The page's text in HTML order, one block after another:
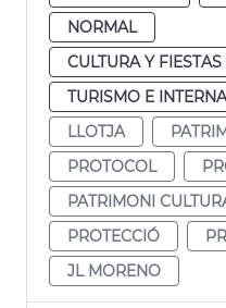
NORMAL
CULTURA Y
TURISMO E
LLOTJA
PROTOCOL
PATRIMONI
PROTECCIÓ
JL MORENO